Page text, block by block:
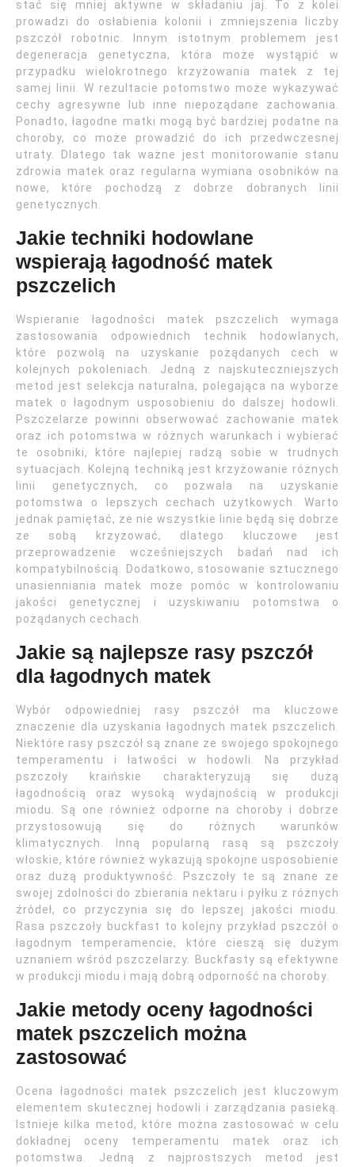
stać się mniej aktywne w składaniu jaj. To z kolei
prowadzi do osłabienia kolonii i zmniejszenia liczby
pszczół robotnic. Innym istotnym problemem jest
degeneracja genetyczna, która może wystąpić w
przypadku wielokrotnego krzyżowania matek z tej
samej linii. W rezultacie potomstwo może wykazywać
cechy agresywne lub inne niepożądane zachowania.
Ponadto, łagodne matki mogą być bardziej podatne na
choroby, co może prowadzić do ich przedwczesnej
utraty. Dlatego tak ważne jest monitorowanie stanu
zdrowia matek oraz regularna wymiana osobników na
nowe, które pochodzą z dobrze dobranych linii
genetycznych.
Jakie techniki hodowlane
wspierają łagodność matek
pszczelich
Wspieranie łagodności matek pszczelich wymaga
zastosowania odpowiednich technik hodowlanych,
które pozwolą na uzyskanie pożądanych cech w
kolejnych pokoleniach. Jedną z najskuteczniejszych
metod jest selekcja naturalna, polegająca na wyborze
matek o łagodnym usposobieniu do dalszej hodowli.
Pszczelarze powinni obserwować zachowanie matek
oraz ich potomstwa w różnych warunkach i wybierać
te osobniki, które najlepiej radzą sobie w trudnych
sytuacjach. Kolejną techniką jest krzyżowanie różnych
linii genetycznych, co pozwala na uzyskanie
potomstwa o lepszych cechach użytkowych. Warto
jednak pamiętać, że nie wszystkie linie będą się dobrze
ze sobą krzyżować, dlatego kluczowe jest
przeprowadzenie wcześniejszych badań nad ich
kompatybilnością. Dodatkowo, stosowanie sztucznego
unasienniania matek może pomóc w kontrolowaniu
jakości genetycznej i uzyskiwaniu potomstwa o
pożądanych cechach.
Jakie są najlepsze rasy pszczół
dla łagodnych matek
Wybór odpowiedniej rasy pszczół ma kluczowe
znaczenie dla uzyskania łagodnych matek pszczelich.
Niektóre rasy pszczół są znane ze swojego spokojnego
temperamentu i łatwości w hodowli. Na przykład
pszczoły kraińskie charakteryzują się dużą
łagodnością oraz wysoką wydajnością w produkcji
miodu. Są one również odporne na choroby i dobrze
przystosowują się do różnych warunków
klimatycznych. Inną popularną rasą są pszczoły
włoskie, które również wykazują spokojne usposobienie
oraz dużą produktywność. Pszczoły te są znane ze
swojej zdolności do zbierania nektaru i pyłku z różnych
źródeł, co przyczynia się do lepszej jakości miodu.
Rasa pszczoły buckfast to kolejny przykład pszczół o
łagodnym temperamencie, które cieszą się dużym
uznaniem wśród pszczelarzy. Buckfasty są efektywne
w produkcji miodu i mają dobrą odporność na choroby.
Jakie metody oceny łagodności
matek pszczelich można
zastosować
Ocena łagodności matek pszczelich jest kluczowym
elementem skutecznej hodowli i zarządzania pasieką.
Istnieje kilka metod, które można zastosować w celu
dokładnej oceny temperamentu matek oraz ich
potomstwa. Jedną z najprostszych metod jest